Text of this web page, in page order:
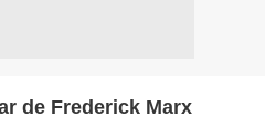
de Frederick Marx